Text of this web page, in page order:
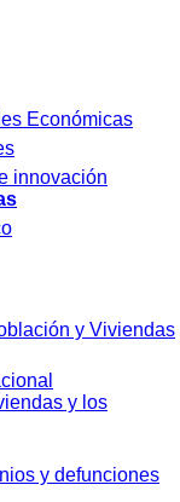
Económicas
innovación
y Viviendas
y los
y defunciones